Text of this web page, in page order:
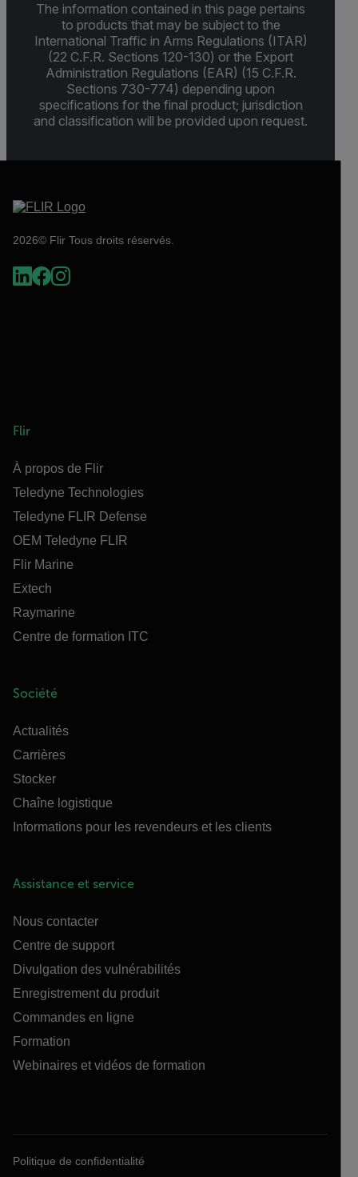
The information contained in this page pertains
to products that may be subject to the
International Traffic in Arms Regulations (ITAR)
(22 C.F.R. Sections 120-130) or the Export
Administration Regulations (EAR) (15 C.F.R.
Sections 730-774) depending upon
specifications for the final product; jurisdiction
and classification will be provided upon request.
2026© Flir Tous droits réservés.
Flir
À propos de Flir
Teledyne Technologies
Teledyne FLIR Defense
OEM Teledyne FLIR
Flir Marine
Extech
Raymarine
Centre de formation ITC
Société
Actualités
Carrières
Stocker
Chaîne logistique
Informations pour les revendeurs et les clients
Assistance et service
Nous contacter
Centre de support
Divulgation des vulnérabilités
Enregistrement du produit
Commandes en ligne
Formation
Webinaires et vidéos de formation
Politique de confidentialité